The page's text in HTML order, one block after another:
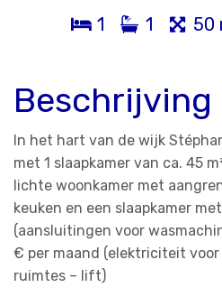
1 1 50
Beschrijving
In het hart van de wijk
met 1 slaapkamer van ca. 45
lichte woonkamer met
keuken en een slaapkamer
(aansluitingen voor
€ per maand (elektriciteit
ruimtes – lift)